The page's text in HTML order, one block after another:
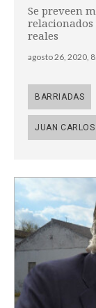
Se preveen
reales
agosto 26, 2020,
BARRIADAS
JUAN CARLOS I